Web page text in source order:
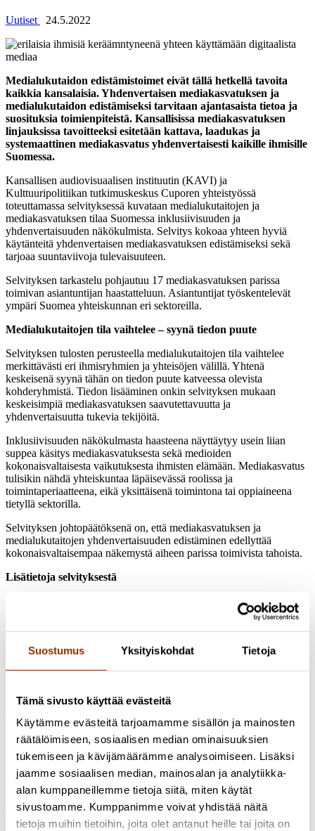
Suostumus Yksityiskohdat Tietoja
Tämä sivusto käyttää evästeitä
Käytämme evästeitä tarjoamamme sisällön ja mainosten
räätälöimiseen, sosiaalisen median ominaisuuksien
tukemiseen ja kävijämäärämme analysoimiseen. Lisäksi
jaamme sosiaalisen median, mainosalan ja analytiikka-
alan kumppaneillemme tietoja siitä, miten käytät
sivustoamme. Kumppanimme voivat yhdistää näitä
tietoja muihin tietoihin, joita olet antanut heille tai joita on
Uutiset 24.5.2022
Medialukutaidon edistämistoimet eivät tällä hetkellä tavoita
kaikkia kansalaisia. Yhdenvertaisen mediakasvatuksen ja
medialukutaidon edistämiseksi tarvitaan ajantasaista tietoa ja
suosituksia toimienpiteistä. Kansallisissa mediakasvatuksen
linjauksissa tavoitteeksi esitetään kattava, laadukas ja
systemaattinen mediakasvatus yhdenvertaisesti kaikille ihmisille
Suomessa.
Kansallisen audiovisuaalisen instituutin (KAVI) ja
Kulttuuripolitiikan tutkimuskeskus Cuporen yhteistyössä
toteuttamassa selvityksessä kuvataan medialukutaitojen ja
mediakasvatuksen tilaa Suomessa inklusiivisuuden ja
yhdenvertaisuuden näkökulmista. Selvitys kokoaa yhteen hyviä
käytänteitä yhdenvertaisen mediakasvatuksen edistämiseksi sekä
tarjoaa suuntaviivoja tulevaisuuteen.
Selvityksen tarkastelu pohjautuu 17 mediakasvatuksen parissa
toimivan asiantuntijan haastatteluun. Asiantuntijat työskentelevät
ympäri Suomea yhteiskunnan eri sektoreilla.
Medialukutaitojen tila vaihtelee – syynä tiedon puute
Selvityksen tulosten perusteella medialukutaitojen tila vaihtelee
merkittävästi eri ihmisryhmien ja yhteisöjen välillä. Yhtenä
keskeisenä syynä tähän on tiedon puute katveessa olevista
kohderyhmistä. Tiedon lisääminen onkin selvityksen mukaan
keskeisimpiä mediakasvatuksen saavutettavuutta ja
yhdenvertaisuutta tukevia tekijöitä.
Inklusiivisuuden näkökulmasta haasteena näyttäytyy usein liian
suppea käsitys mediakasvatuksesta sekä medioiden
kokonaisvaltaisesta vaikutuksesta ihmisten elämään. Mediakasvatus
tulisikin nähdä yhteiskuntaa läpäisevässä roolissa ja
toimintaperiaatteena, eikä yksittäisenä toimintona tai oppiaineena
tietyllä sektorilla.
Selvityksen johtopäätöksenä on, että mediakasvatuksen ja
medialukutaitojen yhdenvertaisuuden edistäminen edellyttää
kokonaisvaltaisempaa näkemystä aiheen parissa toimivista tahoista.
Lisätietoja selvityksestä
KAVIn verkkosivuilta
Selvitys julkaistiin Mediakasvatusfoorumissa 24.5.2022. Selvityksen
KAVInAsiaa mediakasvatuksesta-Youtube-kanavalla. Suomeksi ja
Tutkijat